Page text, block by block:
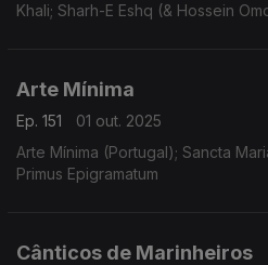
Khali; Sharh-E Eshq (& Hossein
Arte Mínima
Ep. 151
01 out. 2025
Arte Mínima (Portugal); Sancta
Primus Epigramatum
Cânticos de Marinheiros